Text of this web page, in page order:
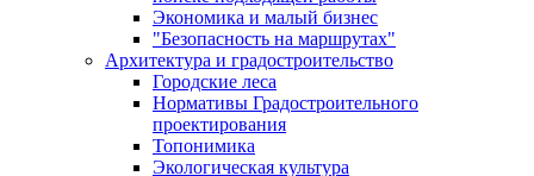
Экономика и малый бизнес
"Безопасность на маршрутах"
Архитектура и градостроительство
Городские леса
Нормативы Градостроительного
проектирования
Топонимика
Экологическая культура